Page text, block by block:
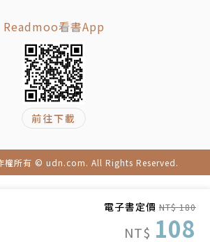
電子書定價 NT$ 180
NT$ 108
Readmoo看書App
前往下載
權所有 © udn.com. All Rights Reserved.